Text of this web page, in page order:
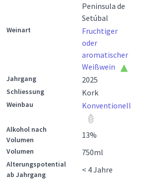
Peninsula de
Setúbal
Weinart
Fruchtiger
oder
aromatischer
Weißwein
Jahrgang 2025
Schliessung Kork
Weinbau Konventionell
Alkohol nach
Volumen
13%
Volumen 750ml
Alterungspotential
ab Jahrgang
< 4 Jahre